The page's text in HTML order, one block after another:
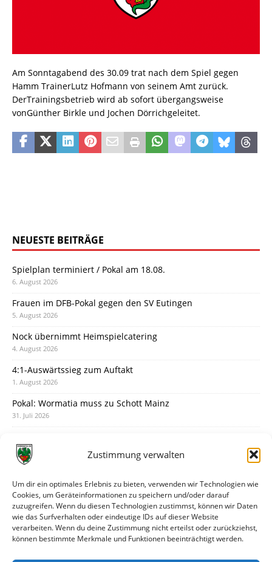
Zustimmung verwalten
Um dir ein optimales Erlebnis zu bieten, verwenden wir Technologien wie
Cookies, um Geräteinformationen zu speichern und/oder darauf
zuzugreifen. Wenn du diesen Technologien zustimmst, können wir Daten
wie das Surfverhalten oder eindeutige IDs auf dieser Website
verarbeiten. Wenn du deine Zustimmung nicht erteilst oder zurückziehst,
können bestimmte Merkmale und Funktionen beeinträchtigt werden.
Am Sonntagabend des 30.09 trat nach dem Spiel gegen
Hamm TrainerLutz Hofmann von seinem Amt zurück.
DerTrainingsbetrieb wird ab sofort übergangsweise
vonGünther Birkle und Jochen Dörrichgeleitet.
NEUESTE BEITRÄGE
Spielplan terminiert / Pokal am 18.08.
6. August 2026
Frauen im DFB-Pokal gegen den SV Eutingen
5. August 2026
Nock übernimmt Heimspielcatering
4. August 2026
4:1-Auswärtssieg zum Auftakt
1. August 2026
Pokal: Wormatia muss zu Schott Mainz
31. Juli 2026
30. Juli 2026
28. Juli 2026
Neuer Rückensponsor
28. Juli 2026
Neue Podcast-Folge: So tickt Björn!